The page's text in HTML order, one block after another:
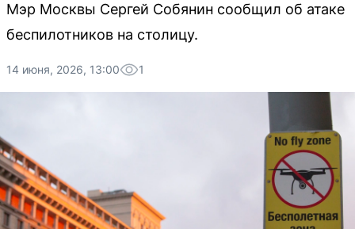
Мэр Москвы Сергей Собянин сообщил об атаке
беспилотников на столицу.
14 июня, 2026, 13:00 1